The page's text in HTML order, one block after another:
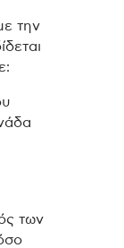
την
των